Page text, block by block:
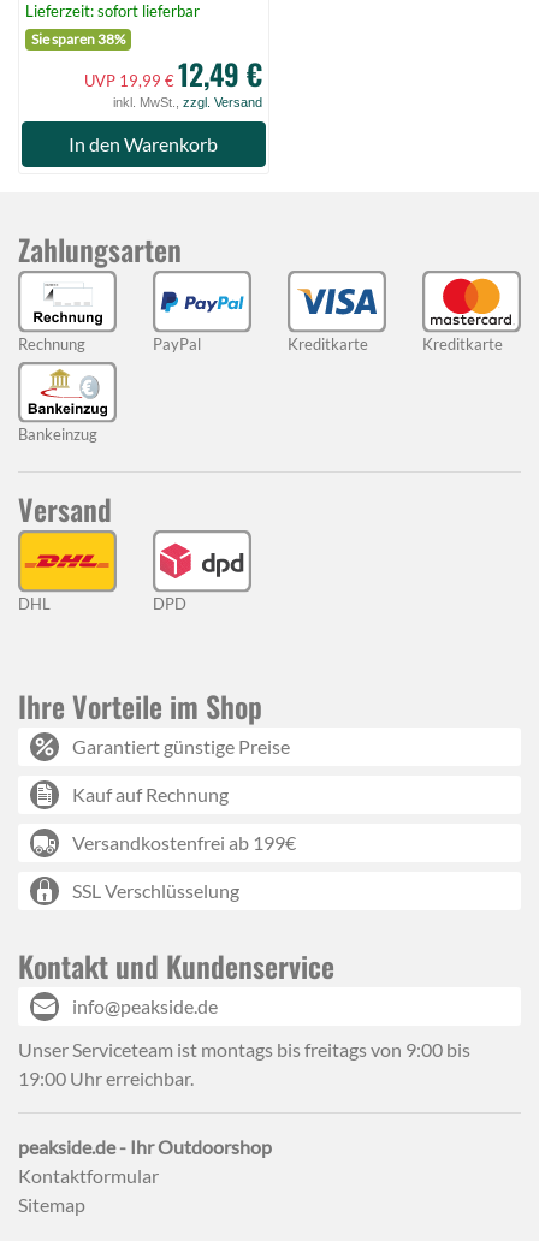
Lieferzeit: sofort lieferbar
Sie sparen 38%
UVP 19,99 €12,49 €
inkl. MwSt., zzgl. Versand
In den Warenkorb
Zahlungsarten
Rechnung PayPal Kreditkarte Kreditkarte
Bankeinzug
Versand
DHL DPD
Ihre Vorteile im Shop
Garantiert günstige Preise
Kauf auf Rechnung
Versandkostenfrei ab 199€
SSL Verschlüsselung
Kontakt und Kundenservice
info@peakside.de
Unser Serviceteam ist montags bis freitags von 9:00 bis
19:00 Uhr erreichbar.
peakside.de - Ihr Outdoorshop
Kontaktformular
Sitemap